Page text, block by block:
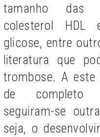
tamanho das
colesterol HDL
glicose, entre
literatura que
trombose. A este
de completo
seguiram-se
seja, o